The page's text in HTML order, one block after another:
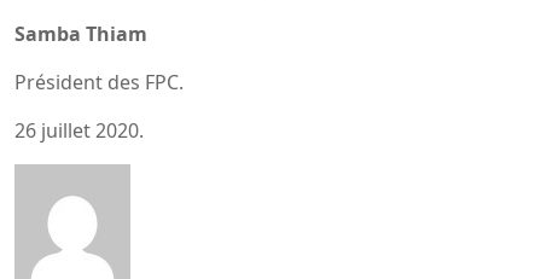
Samba Thiam
Président des FPC.
26 juillet 2020.